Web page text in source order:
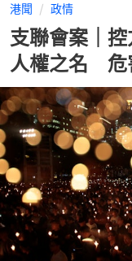
港聞 政情
支聯會案｜
人權之名 危